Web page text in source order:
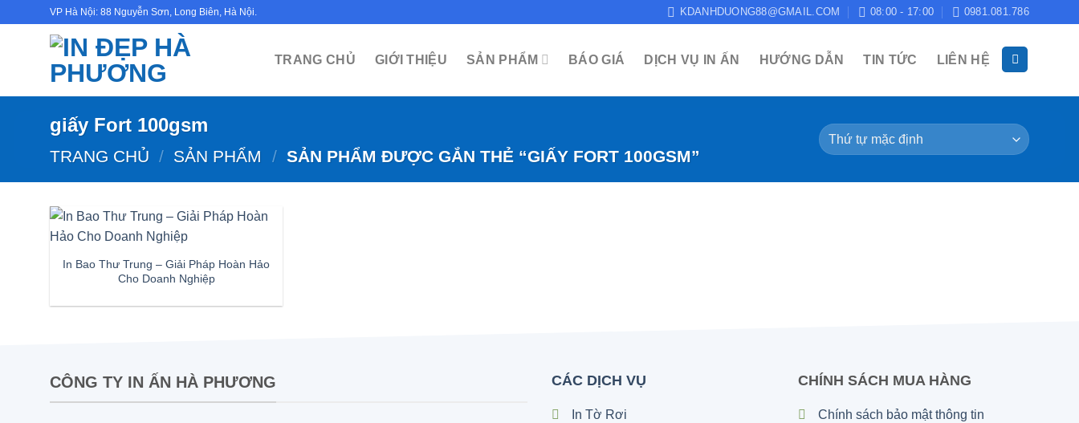
VP Hà Nội: 88 Nguyễn Sơn, Long Biên, Hà Nội. KDANHDUONG88@GMAIL.COM 08:00 - 17:00 0981.081.786
TRANG CHỦ GIỚI THIỆU SẢN PHẨM BÁO GIÁ DỊCH VỤ IN ẤN HƯỚNG DẪN TIN TỨC LIÊN HỆ
giấy Fort 100gsm
TRANG CHỦ / SẢN PHẨM / SẢN PHẨM ĐƯỢC GẮN THẺ “GIẤY FORT 100GSM”
In Bao Thư Trung – Giải Pháp Hoàn Hảo
Cho Doanh Nghiệp
CÔNG TY IN ẤN HÀ PHƯƠNG CÁC DỊCH VỤ
In Tờ Rơi
CHÍNH SÁCH MUA HÀNG
Chính sách bảo mật thông tin